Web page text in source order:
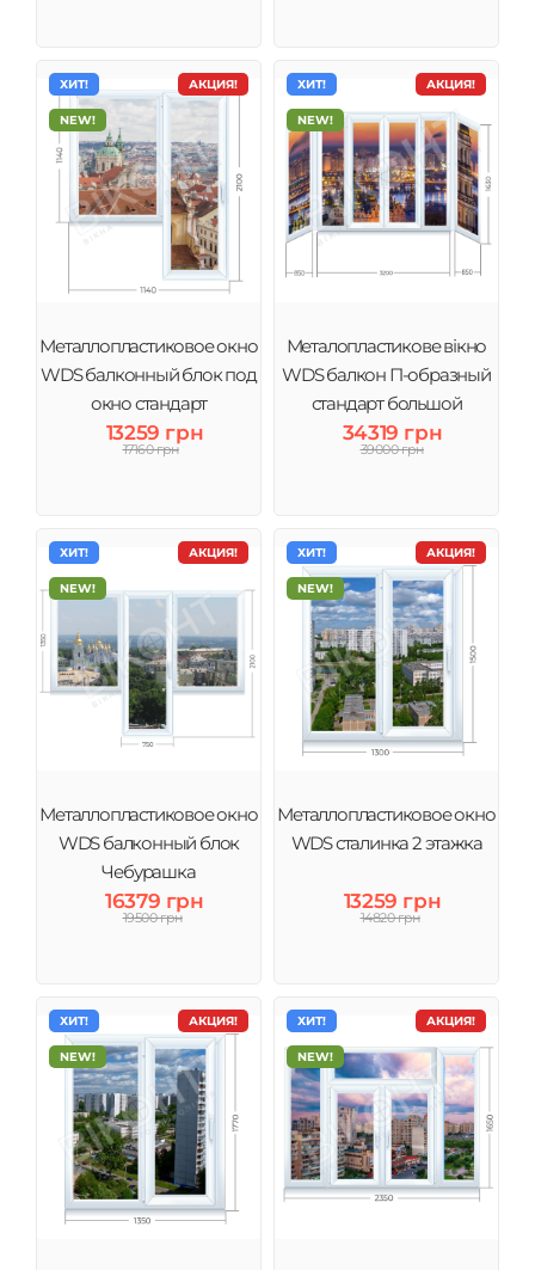
АКЦИЯ!
ХИТ!
NEW!
Металлопластиковое окно
WDS балконный блок под
окно стандарт
13259 грн
17160 грн
АКЦИЯ!
ХИТ!
NEW!
Металопластикове вікно
WDS балкон П-образный
стандарт большой
34319 грн
39000 грн
АКЦИЯ!
ХИТ!
NEW!
Металлопластиковое окно
WDS балконный блок
Чебурашка
16379 грн
19500 грн
АКЦИЯ!
ХИТ!
NEW!
Металлопластиковое окно
WDS сталинка 2 этажка
13259 грн
14820 грн
АКЦИЯ!
ХИТ!
NEW!
АКЦИЯ!
ХИТ!
NEW!